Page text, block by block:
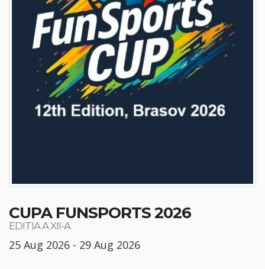
CUPA FUNSPORTS 2026
EDITIA A XII-A
25 Aug 2026 - 29 Aug 2026